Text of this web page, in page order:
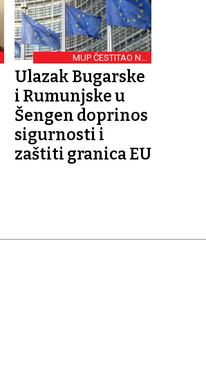
MUP ČESTITAO NA
ULASKU
Ulazak Bugarske
i Rumunjske u
Šengen doprinos
sigurnosti i
zaštiti granica EU